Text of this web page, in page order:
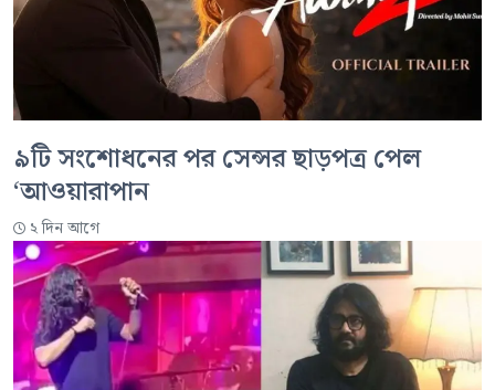
৯টি সংশোধনের পর সেন্সর ছাড়পত্র পেল
‘আওয়ারাপান
২ দিন আগে